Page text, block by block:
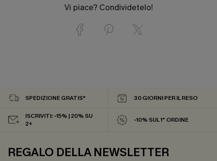
Vi piace? Condividetelo!
SPEDIZIONE GRATIS* 30 GIORNI PER IL RESO
ISCRIVITI: -15% | 20% SU
2+
-10% SUL 1° ORDINE
REGALO DELLA NEWSLETTER